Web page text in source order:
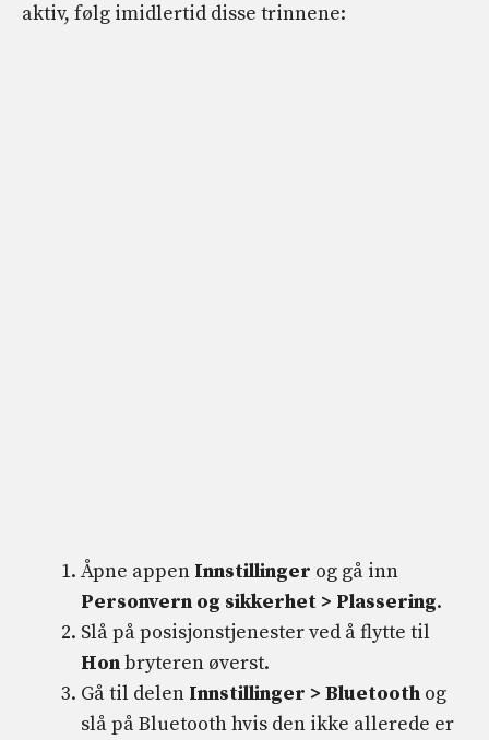
aktiv, følg imidlertid disse trinnene:
Åpne appen Innstillinger og gå inn
Personvern og sikkerhet > Plassering.
Slå på posisjonstjenester ved å flytte til
Honbryteren øverst.
Gå til delen Innstillinger > Bluetooth og
slå på Bluetooth hvis den ikke allerede er